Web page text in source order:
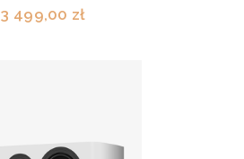
3 499,00 zł